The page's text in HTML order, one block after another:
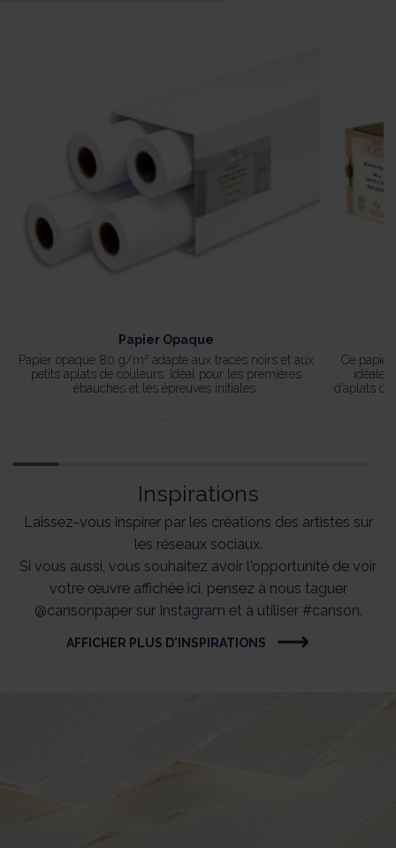
Papier Opaque
Papier opaque 80 g/m² adapté aux tracés noirs et aux
petits aplats de couleurs. Idéal pour les premières
ébauches et les épreuves initiales.
Ce
idéale
d’aplats
Inspirations
Laissez-vous inspirer par les créations des artistes sur
les réseaux sociaux.
Si vous aussi, vous souhaitez avoir l'opportunité de voir
votre œuvre affichée ici, pensez à nous taguer
@cansonpaper sur Instagram et à utiliser #canson.
AFFICHER PLUS D'INSPIRATIONS